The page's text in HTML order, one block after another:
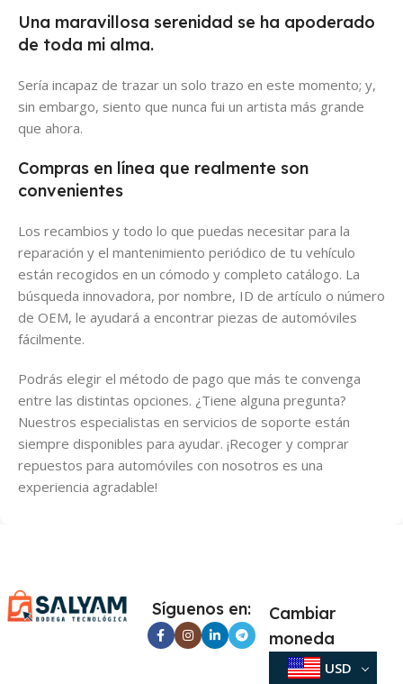
Vedado Store
Una maravillosa serenidad se ha apoderado
de toda mi alma.
Sería incapaz de trazar un solo trazo en este momento; y,
sin embargo, siento que nunca fui un artista más grande
que ahora.
Compras en línea que realmente son
convenientes
Los recambios y todo lo que puedas necesitar para la
reparación y el mantenimiento periódico de tu vehículo
están recogidos en un cómodo y completo catálogo. La
búsqueda innovadora, por nombre, ID de artículo o número
de OEM, le ayudará a encontrar piezas de automóviles
fácilmente.
Podrás elegir el método de pago que más te convenga
entre las distintas opciones. ¿Tiene alguna pregunta?
Nuestros especialistas en servicios de soporte están
siempre disponibles para ayudar. ¡Recoger y comprar
repuestos para automóviles con nosotros es una
experiencia agradable!
Síguenos en:
Cambiar
moneda
USD